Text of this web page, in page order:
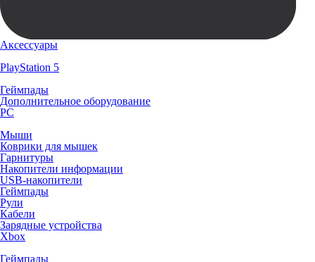
Аксессуары
PlayStation 5
Геймпады
Дополнительное оборудование
PC
Мыши
Коврики для мышек
Гарнитуры
Накопители информации
USB-накопители
Геймпады
Рули
Кабели
Зарядные устройства
Xbox
Геймпады